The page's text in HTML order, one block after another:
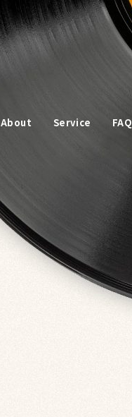
About Service FAQ